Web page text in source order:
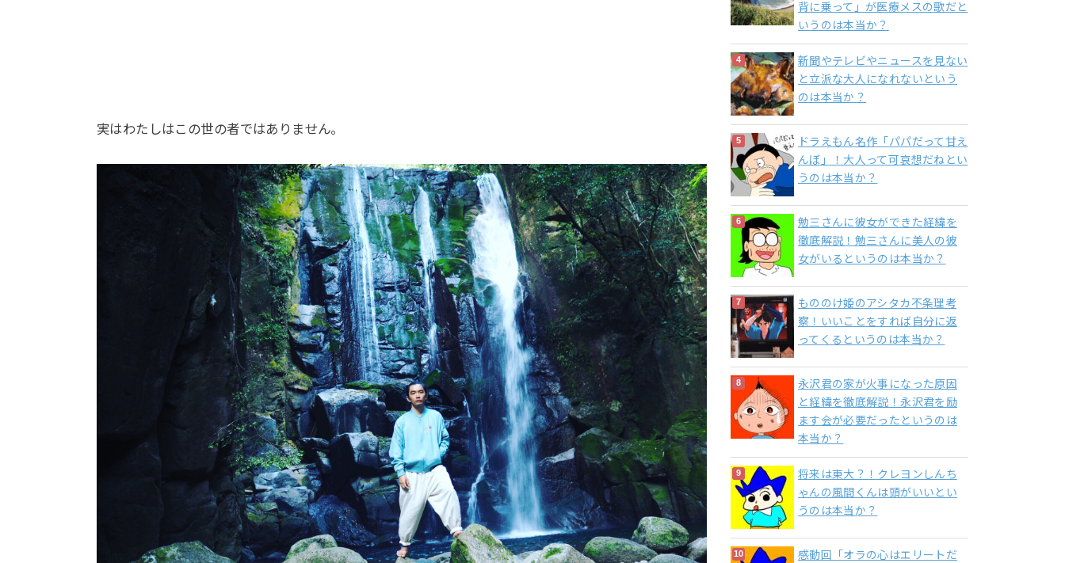
実はわたしはこの世の者ではありません。
背に乗って」が医療メスの歌だと
いうのは本当か？
新聞やテレビやニュースを見ない
と立派な大人になれないという
のは本当か？
ドラえもん名作「パパだって甘え
んぼ」！大人って可哀想だねとい
うのは本当か？
勉三さんに彼女ができた経緯を
徹底解説！勉三さんに美人の彼
女がいるというのは本当か？
もののけ姫のアシタカ不条理考
察！いいことをすれば自分に返
ってくるというのは本当か？
永沢君の家が火事になった原因
と経緯を徹底解説！永沢君を励
ます会が必要だったというのは
本当か？
将来は東大？！クレヨンしんち
ゃんの風間くんは頭がいいとい
うのは本当か？
感動回「オラの心はエリートだ